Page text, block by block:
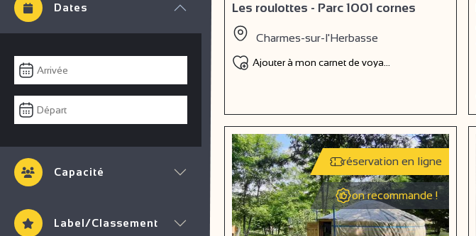
Dates
Capacité
Label/Classement
Les roulottes - Parc 1001 cornes
Charmes-sur-l'Herbasse
Ajouter à mon carnet de voyage
réservation en ligne
on recommande !